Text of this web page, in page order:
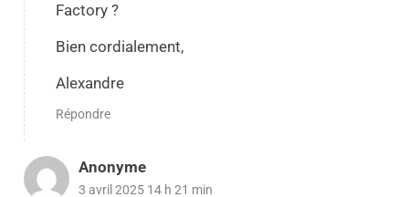
Factory ?
Bien cordialement,
Alexandre
Répondre
Anonyme
3 avril 2025 14 h 21 min